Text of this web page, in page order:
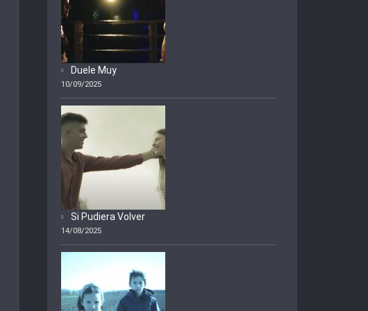
Duele Muy
10/09/2025
Si Pudiera Volver
14/08/2025